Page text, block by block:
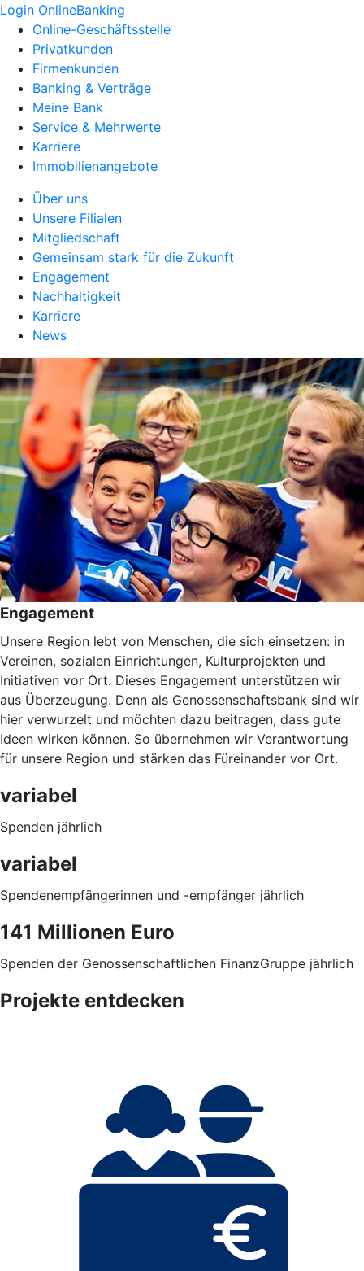
Login OnlineBanking
Online-Geschäftsstelle
Privatkunden
Firmenkunden
Banking & Verträge
Meine Bank
Service & Mehrwerte
Karriere
Immobilienangebote
Über uns
Unsere Filialen
Mitgliedschaft
Gemeinsam stark für die Zukunft
Engagement
Nachhaltigkeit
Karriere
News
Engagement
Unsere Region lebt von Menschen, die sich einsetzen: in
Vereinen, sozialen Einrichtungen, Kulturprojekten und
Initiativen vor Ort. Dieses Engagement unterstützen wir
aus Überzeugung. Denn als Genossenschaftsbank sind wir
hier verwurzelt und möchten dazu beitragen, dass gute
Ideen wirken können. So übernehmen wir Verantwortung
für unsere Region und stärken das Füreinander vor Ort.
variabel
Spenden jährlich
variabel
Spendenempfängerinnen und -empfänger jährlich
141 Millionen Euro
Spenden der Genossenschaftlichen FinanzGruppe jährlich
Projekte entdecken